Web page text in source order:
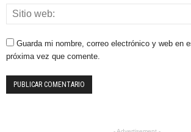
Guarda mi nombre, correo electrónico y web en
próxima vez que comente.